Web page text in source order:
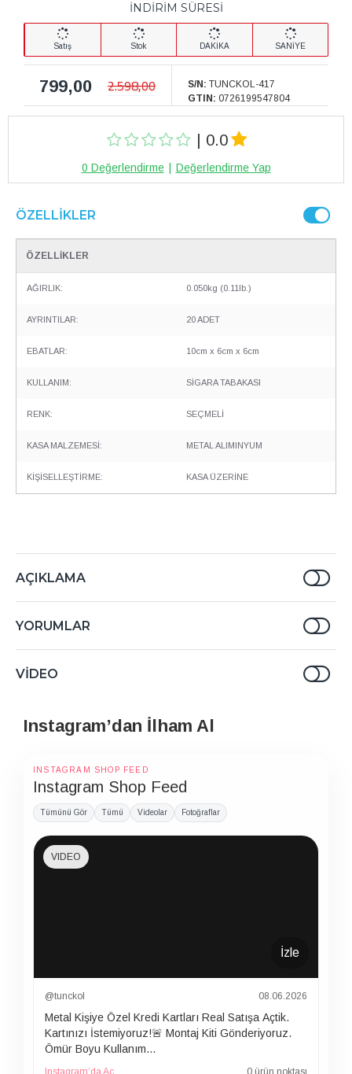
| 0.0
0 Değerlendirme Değerlendirme Yap
İNDİRİM SÜRESİ
Satış Stok DAKİKA SANİYE
799,00 2.598,00 S/N: TUNCKOL-417
GTIN: 0726199547804
ÖZELLIKLER
ÖZELLİKLER
AĞIRLIK: 0.050kg (0.11lb.)
AYRINTILAR: 20 ADET
EBATLAR: 10cm x 6cm x 6cm
KULLANIM: SİGARA TABAKASI
RENK: SEÇMELİ
KASA MALZEMESİ: METAL ALIMINYUM
KİŞİSELLEŞTİRME: KASA ÜZERİNE
AÇIKLAMA
YORUMLAR
VIDEO
Instagram’dan İlham Al
INSTAGRAM SHOP FEED
Instagram Shop Feed
Tümünü Gör Tümü Videolar Fotoğraflar
İzle
VIDEO
@tunckol 08.06.2026
Metal Kişiye Özel Kredi Kartları Real Satışa Açtik.
Kartınızı İstemiyoruz!🚨 Montaj Kiti Gönderiyoruz.
Ömür Boyu Kullanım…
Instagram’da Aç 0 ürün noktası